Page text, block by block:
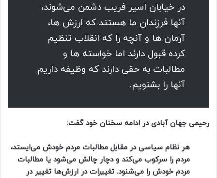
در خیابان اسیر فریب دشمن می‌شوند،
آنها فرزندان ما هستند که ارزش ها،
آرمان ها و آنچه را که انقلاب تنظیم
کرده قبول دارند اما خواسته ها و
مطالبات به حقی دارند که وظیفه داریم
آنها را بشنویم.
رحیمی جهان آبادی در ادامه سخنان خود گفت:
هر نظام سیاسی در مقابل مطالبات مردم خودش می‌ایستد،
مردم را سرکوب می‌کند و دچار چالش می‌شود یا مطالبات
مردم خودش را می‌شنود. تغییرات در ارزش‌ها تغییر در